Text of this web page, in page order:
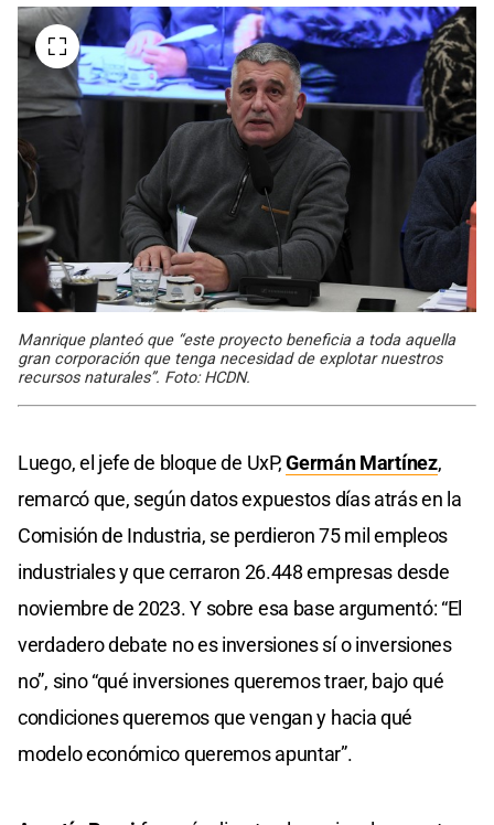
Manrique planteó que “este proyecto beneficia a toda aquella
gran corporación que tenga necesidad de explotar nuestros
recursos naturales”. Foto: HCDN.
Luego, el jefe de bloque de UxP,Germán Martínez,
remarcó que, según datos expuestos días atrás en la
Comisión de Industria, se perdieron 75 mil empleos
industriales y que cerraron 26.448 empresas desde
noviembre de 2023. Y sobre esa base argumentó: “El
verdadero debate no es inversiones sí o inversiones
no”, sino “qué inversiones queremos traer, bajo qué
condiciones queremos que vengan y hacia qué
modelo económico queremos apuntar”.